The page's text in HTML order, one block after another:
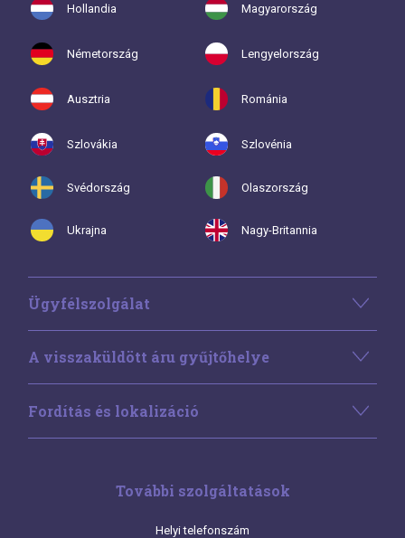
Hollandia Magyarország
Németország Lengyelország
Ausztria Románia
Szlovákia Szlovénia
Svédország Olaszország
Ukrajna Nagy-Britannia
Ügyfélszolgálat
A visszaküldött áru gyűjtőhelye
Fordítás és lokalizáció
További szolgáltatások
Helyi telefonszám